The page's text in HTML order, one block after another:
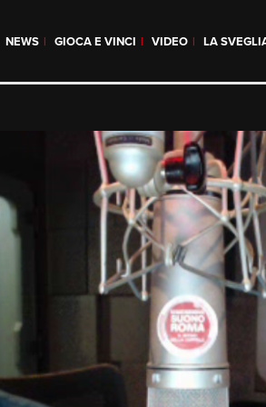
NEWS GIOCA E VINCI VIDEO LA